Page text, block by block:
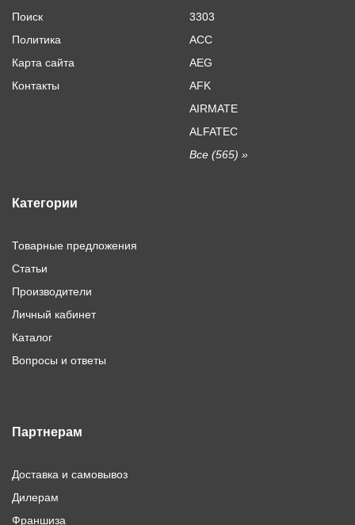
Поиск
Политика
Карта сайта
Контакты
3303
ACC
AEG
AFK
AIRMATE
ALFATEC
Все (565) »
Категории
Товарные предложения
Статьи
Производители
Личный кабинет
Каталог
Вопросы и ответы
Партнерам
Доставка и самовывоз
Дилерам
Франшиза